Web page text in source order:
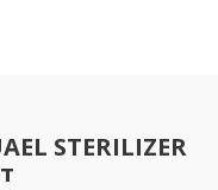
STERILIZER